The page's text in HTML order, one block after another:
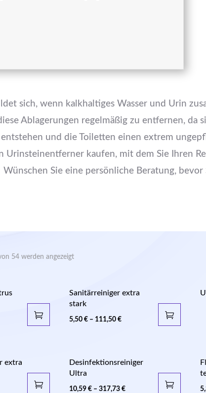
sich, wenn kalkhaltiges Wasser und Urin
Ablagerungen regelmäßig zu entfernen,
und die Toiletten einen extrem
Urinsteinentferner kaufen, mit dem Sie Ihren
Wünschen Sie eine persönliche Beratung,
54 werden angezeigt
Sanitärreiniger extra
stark
5,50€ – 111,50€
extra
Desinfektionsreiniger
Ultra
10,59€ –317,73€